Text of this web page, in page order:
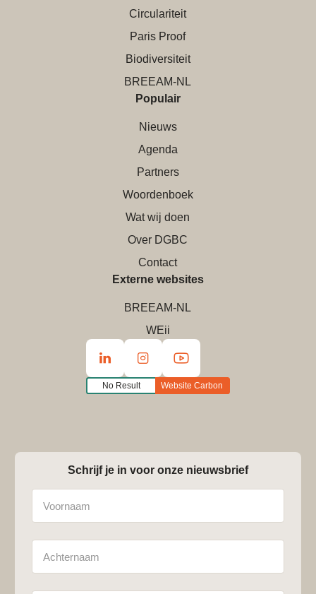
Circulariteit
Paris Proof
Biodiversiteit
BREEAM-NL
Populair
Nieuws
Agenda
Partners
Woordenboek
Wat wij doen
Over DGBC
Contact
Externe websites
BREEAM-NL
WEii
No Result Website Carbon
Schrijf je in voor onze nieuwsbrief